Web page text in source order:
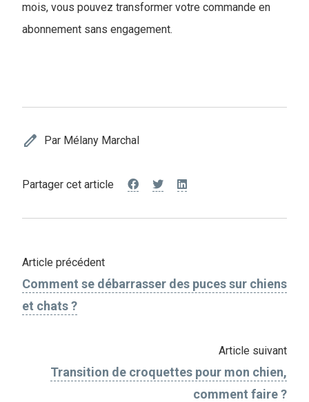
mois, vous pouvez transformer votre commande en
abonnement sans engagement.
edit Par Mélany Marchal
Partager cet article
Article précédent
Comment se débarrasser des puces sur chiens
et chats ?
Article suivant
Transition de croquettes pour mon chien,
comment faire ?